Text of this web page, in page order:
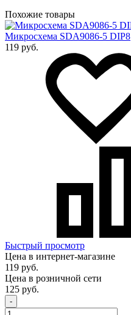
Похожие товары
Микросхема SDA9086-5 DIP8
119 руб.
Быстрый просмотр
Цена в интернет-магазине
119 руб.
Цена в розничной сети
125 руб.
-